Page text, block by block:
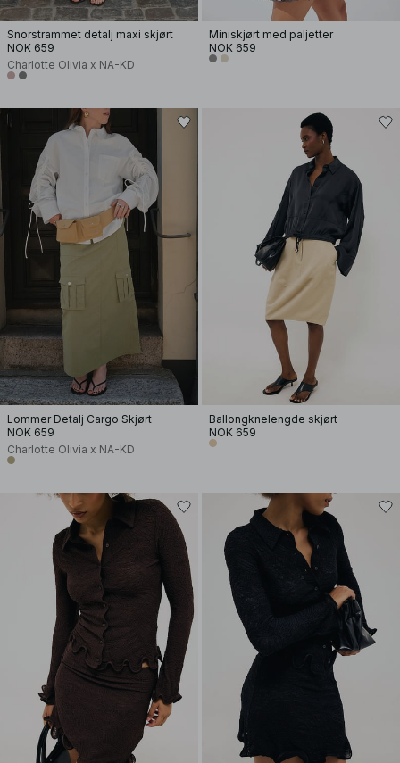
Snorstrammet detalj maxi skjørt
NOK 659
Charlotte Olivia x NA-KD
Miniskjørt med paljetter
NOK 659
Lommer Detalj Cargo Skjørt
NOK 659
Charlotte Olivia x NA-KD
Ballongknelengde skjørt
NOK 659